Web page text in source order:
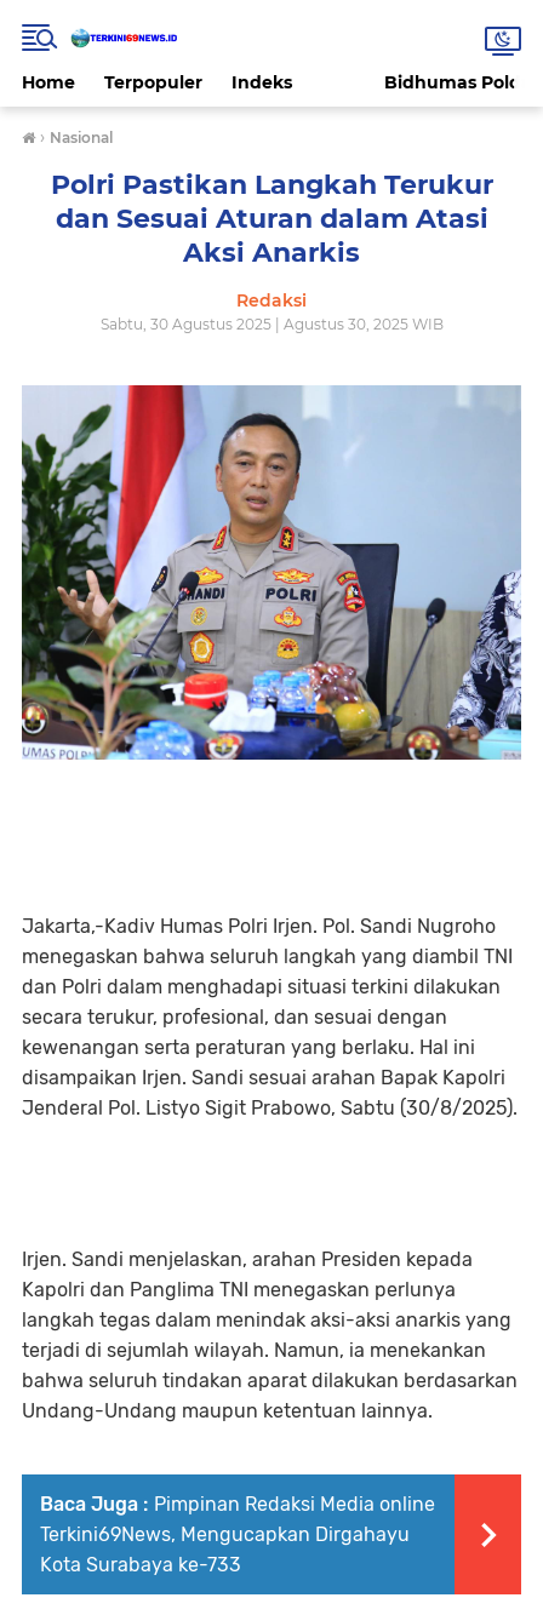
Home Terpopuler Indeks Bidhumas Polda
› Nasional
Polri Pastikan Langkah Terukur
dan Sesuai Aturan dalam Atasi
Aksi Anarkis
Redaksi
Sabtu, 30 Agustus 2025 | Agustus 30, 2025 WIB
Jakarta,-Kadiv Humas Polri Irjen. Pol. Sandi Nugroho
menegaskan bahwa seluruh langkah yang diambil TNI
dan Polri dalam menghadapi situasi terkini dilakukan
secara terukur, profesional, dan sesuai dengan
kewenangan serta peraturan yang berlaku. Hal ini
disampaikan Irjen. Sandi sesuai arahan Bapak Kapolri
Jenderal Pol. Listyo Sigit Prabowo, Sabtu (30/8/2025).
Irjen. Sandi menjelaskan, arahan Presiden kepada
Kapolri dan Panglima TNI menegaskan perlunya
langkah tegas dalam menindak aksi-aksi anarkis yang
terjadi di sejumlah wilayah. Namun, ia menekankan
bahwa seluruh tindakan aparat dilakukan berdasarkan
Undang-Undang maupun ketentuan lainnya.
Baca Juga : Pimpinan Redaksi Media online
Terkini69News, Mengucapkan Dirgahayu
Kota Surabaya ke-733